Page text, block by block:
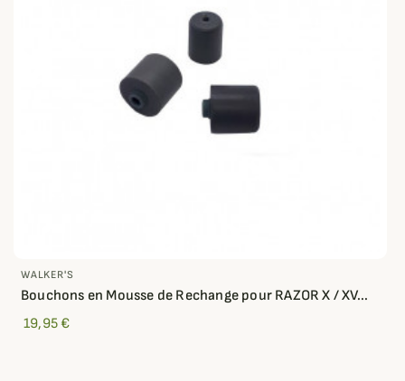
WALKER'S
Bouchons en Mousse de Rechange pour RAZOR X / XV...
19,95 €